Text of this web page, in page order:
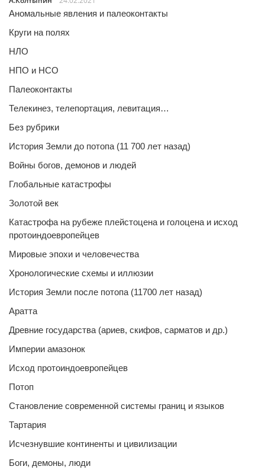
Аномальные явления и палеоконтакты
Круги на полях
НЛО
НПО и НСО
Палеоконтакты
Телекинез, телепортация, левитация…
Без рубрики
История Земли до потопа (11 700 лет назад)
Войны богов, демонов и людей
Глобальные катастрофы
Золотой век
Катастрофа на рубеже плейстоцена и голоцена и исход
протоиндоевропейцев
Мировые эпохи и человечества
Хронологические схемы и иллюзии
История Земли после потопа (11700 лет назад)
Аратта
Древние государства (ариев, скифов, сарматов и др.)
Империи амазонок
Исход протоиндоевропейцев
Потоп
Становление современной системы границ и языков
Тартария
Исчезнувшие континенты и цивилизации
Боги, демоны, люди